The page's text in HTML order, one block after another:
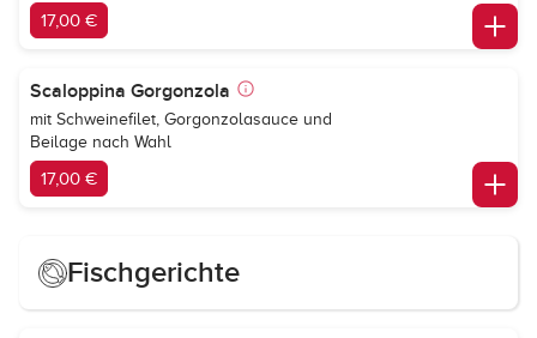
17,00 €
Scaloppina Gorgonzola
mit Schweinefilet, Gorgonzolasauce und
Beilage nach Wahl
17,00 €
Fischgerichte